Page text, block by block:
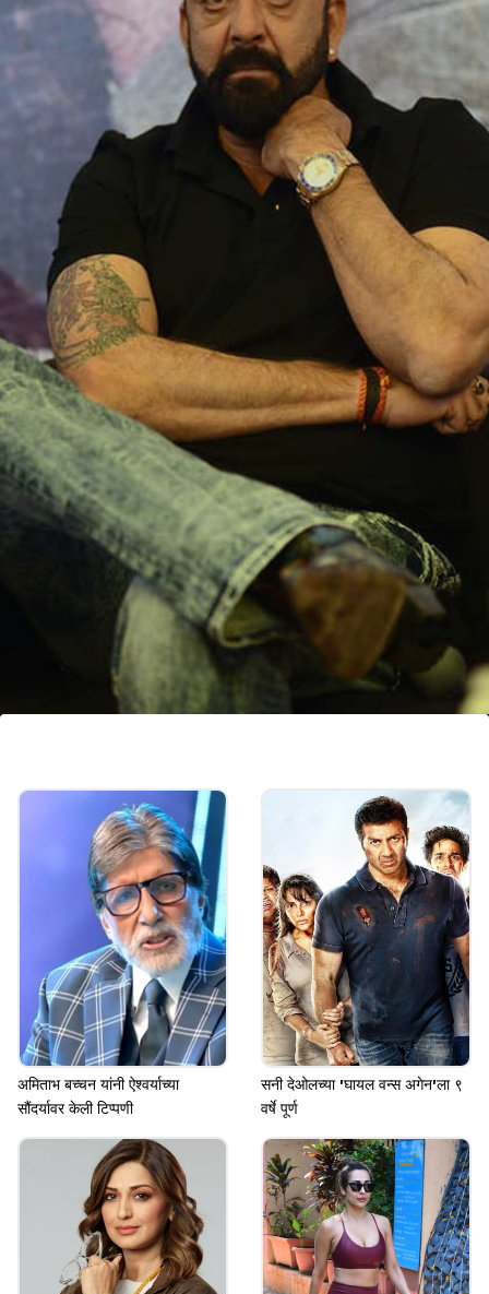
Image credits: Instagram
संजय यांचे नाव रेखा यांच्याशीही जोडले गेले होते. दोघांमध्ये घट्ट
मैत्री होती. लग्नाच्या बातम्याही पसरल्या होत्या. 'रेखा: द अनटोल्ड
स्टोरी' या बातम्या अफवा असल्याचे म्हटले आहे.
Image credits: instagram
अमिताभ बच्चन यांनी ऐश्वर्याच्या
सौंदर्यावर केली टिप्पणी
सनी देओलच्या 'घायल वन्स अगेन'ला ९
वर्षे पूर्ण